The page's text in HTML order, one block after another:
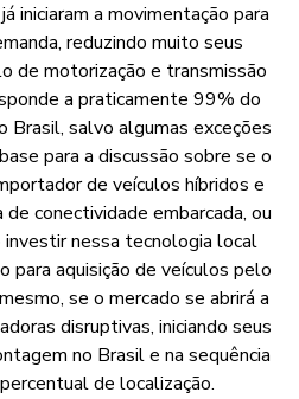
iniciaram a movimentação para
reduzindo muito seus
de motorização e transmissão
a praticamente 99% do
Brasil, salvo algumas exceções
para a discussão sobre se o
de veículos híbridos e
conectividade embarcada, ou
nessa tecnologia local
para aquisição de veículos pelo
se o mercado se abrirá a
disruptivas, iniciando seus
no Brasil e na sequência
de localização.